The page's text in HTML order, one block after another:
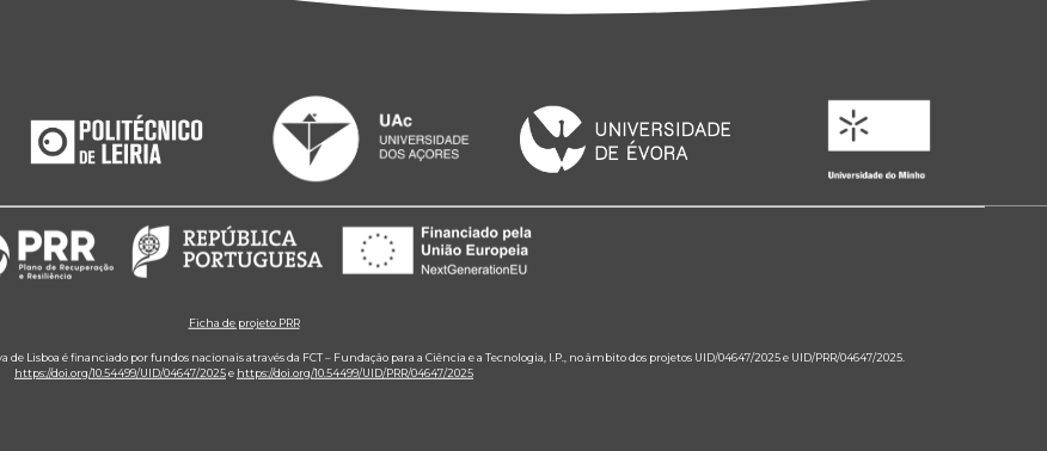
Ficha de projeto PRR
Lisboa é financiado por fundos nacionais através da FCT – Fundação para a Ciência e a Tecnologia, I.P., no âmbito dos projetos UID/04647/2025 e UID/PRR/04647/2025.
https://doi.org/10.54499/UID/04647/2025e https://doi.org/10.54499/UID/PRR/04647/2025